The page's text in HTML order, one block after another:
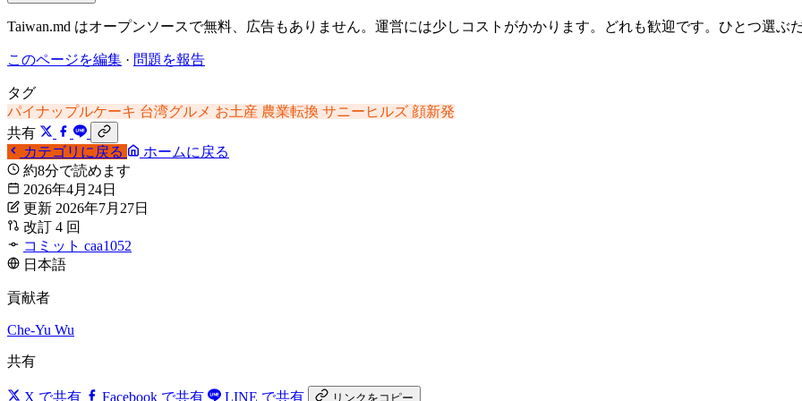
Taiwan.md はオープンソースで無料、広告もありません。運営には少しコストがかかります。どれも歓迎です。ひとつ選ぶ
このページを編集 · 問題を報告
タグ
パイナップルケーキ 台湾グルメ お土産 農業転換 サニーヒルズ 顔新発
共有
カテゴリに戻る
ホームに戻る
約8分で読めます
2026年4月24日
更新 2026年7月27日
改訂 4 回
コミット caa1052
日本語
貢献者
Che-Yu Wu
共有
X で共有 Facebook で共有 LINE で共有 リンクをコピー